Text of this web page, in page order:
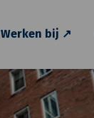
Werken bij ↗